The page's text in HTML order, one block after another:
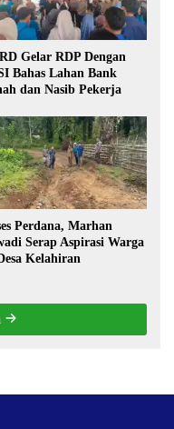
Gelar RDP Dengan
Bahas Lahan Bank
dan Nasib Pekerja
Perdana, Marhan
Serap Aspirasi Warga
Kelahiran